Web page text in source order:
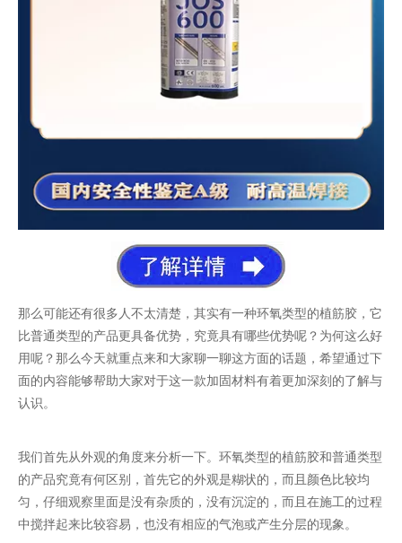
那么可能还有很多人不太清楚，其实有一种环氧类型的植筋胶，它
比普通类型的产品更具备优势，究竟具有哪些优势呢？为何这么好
用呢？那么今天就重点来和大家聊一聊这方面的话题，希望通过下
面的内容能够帮助大家对于这一款加固材料有着更加深刻的了解与
认识。
我们首先从外观的角度来分析一下。环氧类型的植筋胶和普通类型
的产品究竟有何区别，首先它的外观是糊状的，而且颜色比较均
匀，仔细观察里面是没有杂质的，没有沉淀的，而且在施工的过程
中搅拌起来比较容易，也没有相应的气泡或产生分层的现象。